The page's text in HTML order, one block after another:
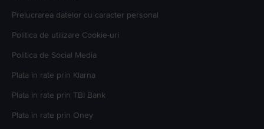
Prelucrarea datelor cu caracter personal
Politica de utilizare Cookie-uri
Politica de Social Media
Plata in rate prin Klarna
Plata in rate prin TBI Bank
Plata in rate prin Oney